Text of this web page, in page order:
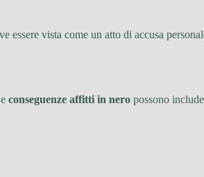
essere vista come un atto di accusa
conseguenze affitti in nero possono